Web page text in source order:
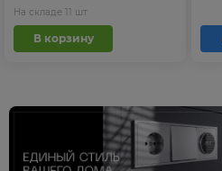
На складе 11 шт
В корзину